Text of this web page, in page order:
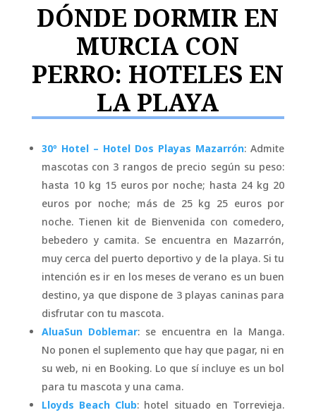
DÓNDE DORMIR EN
MURCIA CON
PERRO: HOTELES EN
LA PLAYA
30º Hotel – Hotel Dos Playas Mazarrón: Admite
mascotas con 3 rangos de precio según su peso:
hasta 10 kg 15 euros por noche; hasta 24 kg 20
euros por noche; más de 25 kg 25 euros por
noche. Tienen kit de Bienvenida con comedero,
bebedero y camita. Se encuentra en Mazarrón,
muy cerca del puerto deportivo y de la playa. Si tu
intención es ir en los meses de verano es un buen
destino, ya que dispone de 3 playas caninas para
disfrutar con tu mascota.
AluaSun Doblemar: se encuentra en la Manga.
No ponen el suplemento que hay que pagar, ni en
su web, ni en Booking. Lo que sí incluye es un bol
para tu mascota y una cama.
Lloyds Beach Club: hotel situado en Torrevieja.